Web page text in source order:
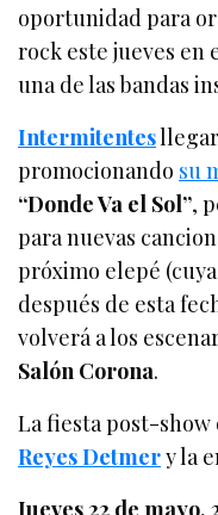
oportunidad para
rock este jueves en
una de las bandas
Intermitentes
promocionando su
“Donde Va el Sol”,
para nuevas
próximo elepé
después de esta
volverá a los
Salón Corona.
La fiesta post-show
Reyes Detmery la
Jueves 22 de mayo,